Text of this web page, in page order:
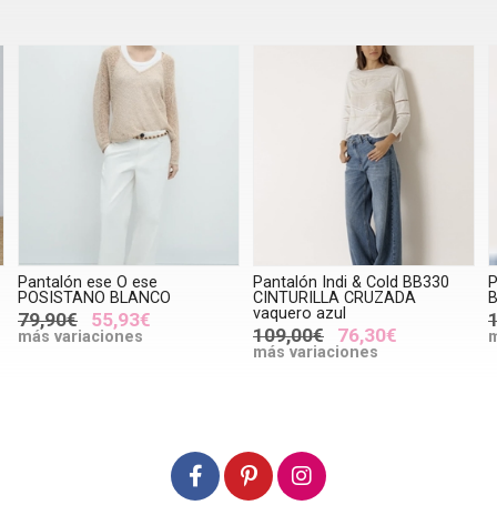
Pantalón ese O ese
POSISTANO BLANCO
79,90€ 55,93€
más variaciones
Pantalón Indi & Cold BB330
CINTURILLA CRUZADA
vaquero azul
109,00€ 76,30€
más variaciones